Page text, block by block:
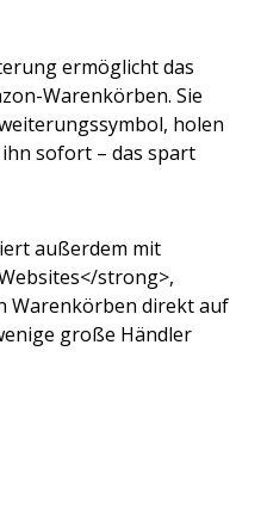
ermöglicht das
Warenkörben. Sie
holen
sofort – das spart
außerdem mit
strong>,
Warenkörben direkt auf
große Händler